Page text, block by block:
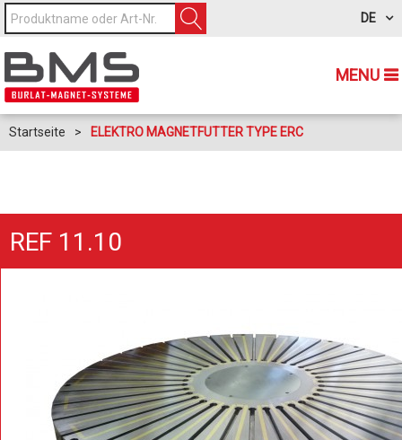
MENU
DE
Startseite > ELEKTRO MAGNETFUTTER TYPE ERC
REF 11.10